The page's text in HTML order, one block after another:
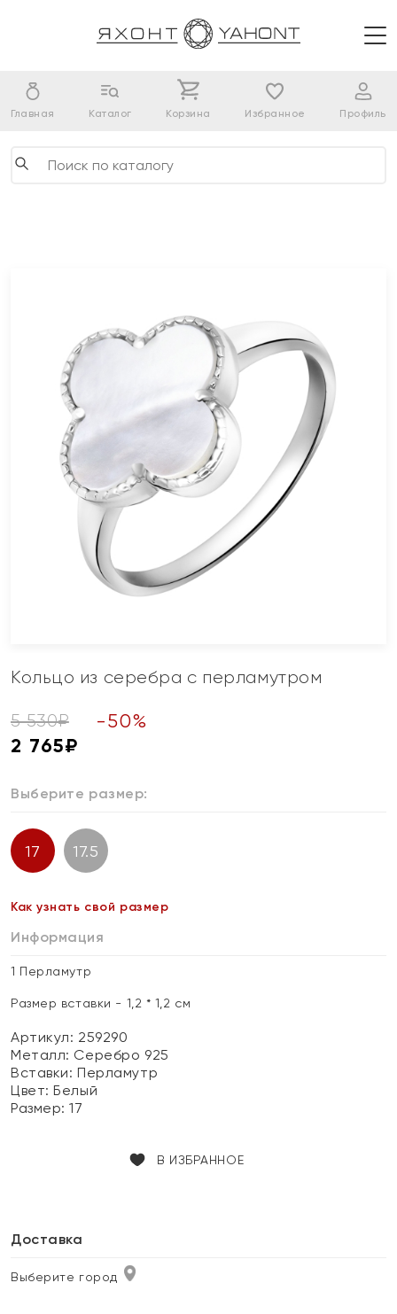
Главная Каталог Корзина Избранное Профиль
Кольцо из серебра с перламутром
5 530₽ -50%
2 765₽
Выберите размер:
17 17.5
Как узнать свой размер
Информация
1 Перламутр
Размер вставки - 1,2 * 1,2 см
Артикул: 259290
Металл: Серебро 925
Вставки:Перламутр
Цвет:Белый
Размер:17
В ИЗБРАННОЕ
Доставка
Выберите город